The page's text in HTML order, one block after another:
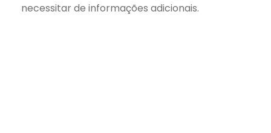
necessitar de informações adicionais.